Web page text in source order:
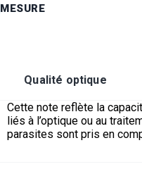
MESURE
Qualité optique
Cette note reflète la
liés à l’optique ou au
parasites sont pris en